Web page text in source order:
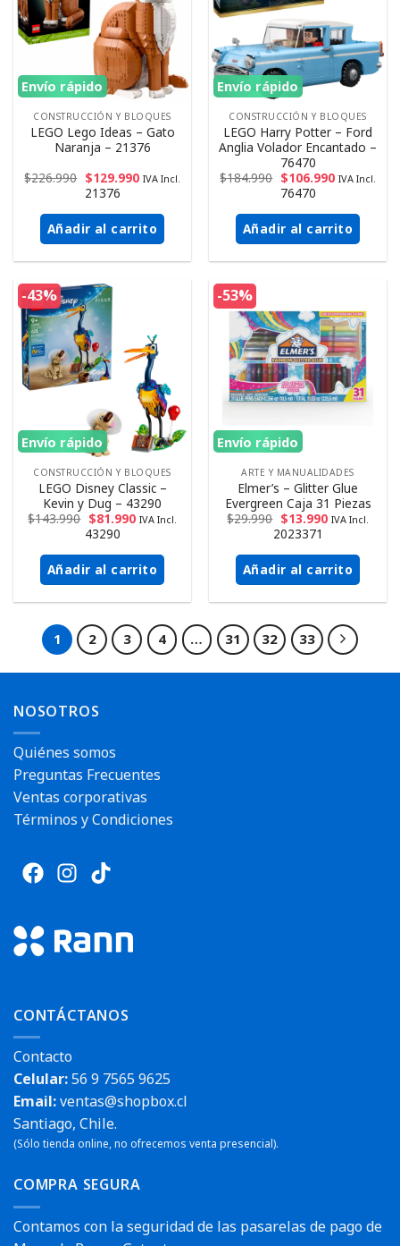
Envío rápido
CONSTRUCCIÓN Y BLOQUES
LEGO Lego Ideas – Gato
Naranja – 21376
$226.990 $129.990 IVA Incl.
21376
Añadir al carrito
Envío rápido
CONSTRUCCIÓN Y BLOQUES
LEGO Harry Potter – Ford
Anglia Volador Encantado –
76470
$184.990 $106.990 IVA Incl.
76470
Añadir al carrito
-43%
Envío rápido
CONSTRUCCIÓN Y BLOQUES
LEGO Disney Classic –
Kevin y Dug – 43290
$143.990 $81.990 IVA Incl.
43290
Añadir al carrito
-53%
Envío rápido
ARTE Y MANUALIDADES
Elmer’s – Glitter Glue
Evergreen Caja 31 Piezas
$29.990 $13.990 IVA Incl.
2023371
Añadir al carrito
1 2 3 4 … 31 32 33
NOSOTROS
Quiénes somos
Preguntas Frecuentes
Ventas corporativas
Términos y Condiciones
CONTÁCTANOS
Contacto
Celular:56 9 7565 9625
Email:ventas@shopbox.cl
Santiago, Chile.
(Sólo tienda online, no ofrecemos venta presencial).
COMPRA SEGURA
Contamos con la seguridad de las pasarelas de pago de